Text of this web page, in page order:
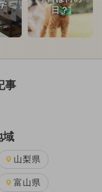
日？
事
域
山梨県
富山県